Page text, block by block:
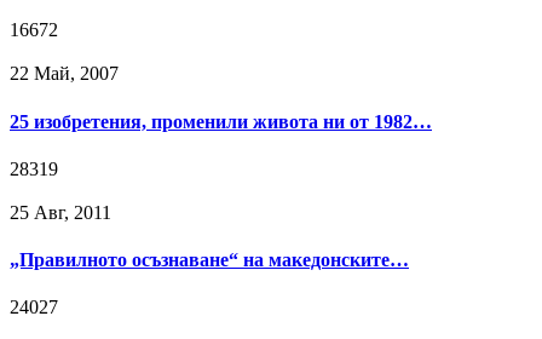
16672
22 Май, 2007
25 изобретения, променили живота ни от 1982…
28319
25 Авг, 2011
„Правилното осъзнаване“ на македонските…
24027